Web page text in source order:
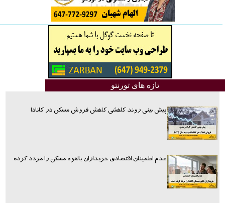
تازه های تورنتو
پیش بینی روند کاهشی کاهش فروش مسکن در کانادا
عدم اطمینان اقتصادی خریداران بالقوه مسکن را مردد کرده